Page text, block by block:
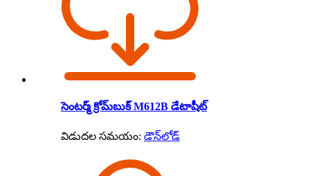
సెంటర్మ్ క్రోమ్‌బుక్ M612B డేటాషీట్
విడుదల సమయం: డౌన్‌లోడ్